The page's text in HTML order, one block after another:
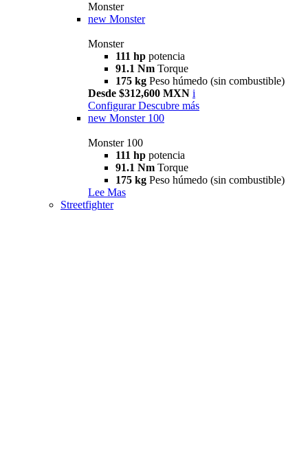
Monster
new Monster
Monster
111 hp potencia
91.1 Nm Torque
175 kg Peso húmedo (sin combustible)
Desde $312,600 MXN i
Configurar Descubre más
new Monster 100
Monster 100
111 hp potencia
91.1 Nm Torque
175 kg Peso húmedo (sin combustible)
Lee Mas
Streetfighter